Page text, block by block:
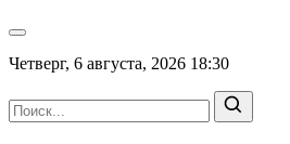
Четверг, 6 августа, 2026 18:30